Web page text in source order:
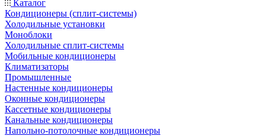
Каталог
Кондиционеры (сплит-системы)
Холодильные установки
Моноблоки
Холодильные сплит-системы
Мобильные кондиционеры
Климатизаторы
Промышленные
Настенные кондиционеры
Оконные кондиционеры
Кассетные кондиционеры
Канальные кондиционеры
Напольно-потолочные кондиционеры